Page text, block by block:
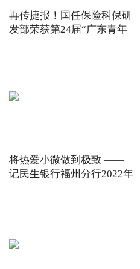
再传捷报！国任保险科保研
发部荣获第24届“广东青年
将热爱小微做到极致 ——
记民生银行福州分行2022年